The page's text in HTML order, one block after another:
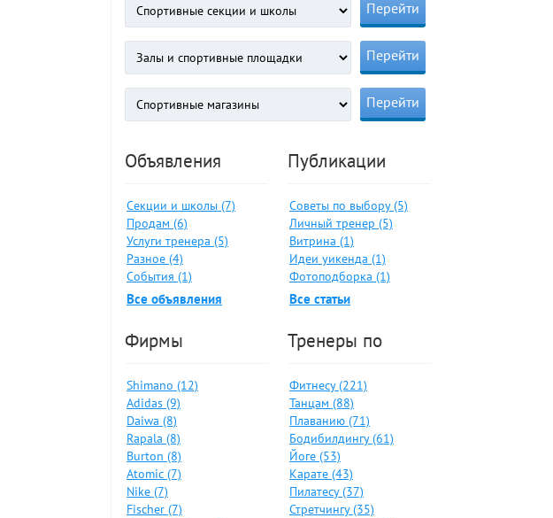
Объявления
Секции и школы (7)
Продам (6)
Услуги тренера (5)
Разное (4)
События (1)
Все объявления
Фирмы
Shimano (12)
Adidas (9)
Daiwa (8)
Rapala (8)
Burton (8)
Atomic (7)
Nike (7)
Fischer (7)
Публикации
Советы по выбору (5)
Личный тренер (5)
Витрина (1)
Идеи уикенда (1)
Фотоподборка (1)
Все статьи
Тренеры по
Фитнесу (221)
Танцам (88)
Плаванию (71)
Бодибилдингу (61)
Йоге (53)
Карате (43)
Пилатесу (37)
Стретчингу (35)